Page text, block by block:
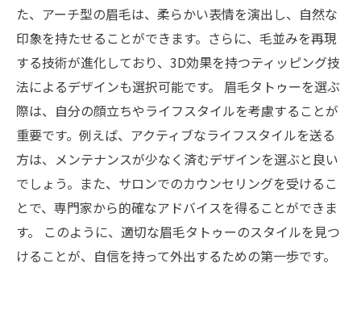
た、アーチ型の眉毛は、柔らかい表情を演出し、自然な
印象を持たせることができます。さらに、毛並みを再現
する技術が進化しており、3D効果を持つティッピング技
法によるデザインも選択可能です。 眉毛タトゥーを選ぶ
際は、自分の顔立ちやライフスタイルを考慮することが
重要です。例えば、アクティブなライフスタイルを送る
方は、メンテナンスが少なく済むデザインを選ぶと良い
でしょう。また、サロンでのカウンセリングを受けるこ
とで、専門家から的確なアドバイスを得ることができま
す。 このように、適切な眉毛タトゥーのスタイルを見つ
けることが、自信を持って外出するための第一歩です。